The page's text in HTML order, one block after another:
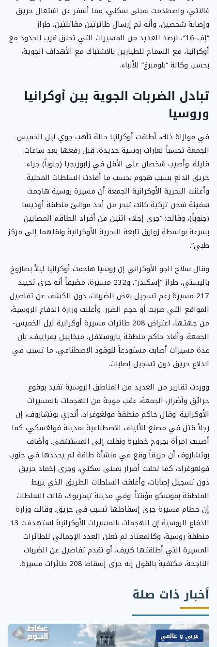
غالاتي، واصطدمت بمبنى سكني، مما أسفر عن اشتعال حريق
وإصابة شخصين، وأنه تم إرسال طائرتين مقاتلتين، طراز
“إف-16″، لرصد العديد من المسيرات التي تحلق قرب الحدود مع
أوكرانيا، مع السماح للطيارين بالاشتباك مع الأهداف الجوية،
بحسب وكالة “بلومبرغ” للأنباء.
تبادل الضربات الجوية بين أوكرانيا
وروسيا
في موازاة ذلك، أطلقت أوكرانيا حالة تأهب جوي ليل الخميس-
الجمعة تحسباً لغارات روسية جديدة، قبل رفعها بعد ساعات
قليلة. وأصيب شخصان على الأقل في زابوريجيا (جنوباً) جراء
حريق اندلع بسبب هجوم بحسب ما أفادت السلطات المحلية.
وأعلنت البحرية الأوكرانية الجمعة أن مسيرة روسية هاجمت
سفينة شحن تركية كانت تبحر من أحد موانئ منطقة أوديسا
(جنوباً)، وقالت: “جرى إجلاء اثنين من أفراد الطاقم المصابين
بسرعة بواسطة زوارق تابعة للبحرية الأوكرانية ونقلهما إلى مركز
طبي”.
وقال سلاح الجو الأوكراني إن روسيا هاجمت أوكرانيا ليلاً بصاروخ
باليستي، طراز “إسكندر”، و232 مسيرة، مضيفاً أنه جرى تحييد
217 مسيرة رغم تسجيل بعض الضربات، دون الكشف عن تفاصيل
المواقع التي ضربت أو حجم الضرر. وأعلنت وزارة الدفاع الروسية،
من جهتها، اعتراض 208 طائرات مسيرة أوكرانية ليل الخميس-
الجمعة. وأفاد حاكم منطقة ياروسلافل، ميخاييل يفراييف، بأن
عدة مسيرات أصابت مستودعاً للوقود الاصطناعي، ما تسبب في
اندلاع حريق دون تسجيل إصابات.
ووردت تقارير من العديد من المناطق الروسية تفيد بوقوع
حرائق وأضرار، الجمعة، عقب موجة من الهجمات بالمسيرات
الأوكرانية. وقال حاكم منطقة فولغوغراد، أندري بوتشاروف، إن
رجلاً قتل في مصنع للألياف الاصطناعية بمدينة فولغسكي، كما
أصيبت امرأة بجروح خطيرة ونقلت إلى المستشفى. وأضاف
بوتشاروف أن حريقاً وقع في منشأة طاقة لم يحددها في جنوب
فولغوغراد، كما لحقت أضرار بمبنى سكني، وجرى إخماد حريق
دون تسجيل إصابات، وأغلقت السلطات الطريق الذي يربط
المنطقة بموسكو مؤقتاً. وفي مدينة تيمريوك، قالت السلطات
إن حطام مسيرة جرى إسقاطها تسبب في حريق. وقالت وزارة
الدفاع الروسية إن الهجمات بالمسيرات الأوكرانية استهدفت 13
منطقة روسية، وكالمعتاد لم تعلن العدد الإجمالي للطائرات
المسيرة التي أطلقتها كييف، أو تقدم تفاصيل عن الضربات
الناجحة، مكتفية بالقول إنه جرى إسقاط 208 طائرات مسيرة.
أخبار ذات صلة
عربي و عالمي